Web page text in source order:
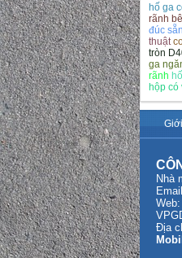
hố ga
rãnh
đúc sẵn
thuật
tròn
ga
rãnh
hộp có
Nhà
Địa